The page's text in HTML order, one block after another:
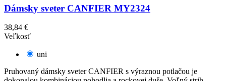
Dámsky sveter CANFIER MY2324
38,84 €
Veľkosť
uni
Pruhovaný dámsky sveter CANFIER s výraznou potlačou je